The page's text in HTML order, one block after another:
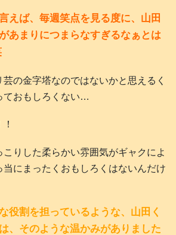
えば、毎週笑点を見る度に、山田
あまりにつまらなすぎるなぁとは
の金字塔なのではないかと思えるく
ておもしろくない…
りした柔らかい雰囲気がギャクによ
当にまったくおもしろくはないんだけ
役割を担っているような、山田く
、そのような温かみがありました